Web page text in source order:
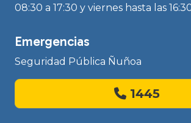
08:30 a 17:30 y viernes hasta las
Emergencias
Seguridad Pública Ñuñoa
1445